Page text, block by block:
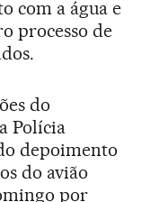
com a água e
processo de
do
Polícia
depoimento
do avião
por